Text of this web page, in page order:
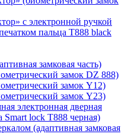
с электронной ручкой
пальца T888 black
замковая часть)
замок DZ 888)
замок Y12)
замок Y23)
электронная дверная
Smart lock T888 черная)
(адаптивная замковая